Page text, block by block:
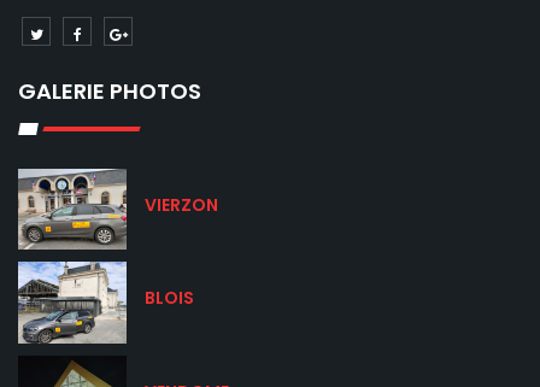
GALERIE PHOTOS
VIERZON
BLOIS